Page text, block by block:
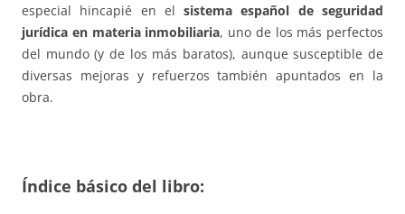
especial hincapié en elsistema español de seguridad
jurídica en materia inmobiliaria, uno de los más perfectos
del mundo (y de los más baratos), aunque susceptible de
diversas mejoras y refuerzos también apuntados en la
obra.
Índice básico del libro: